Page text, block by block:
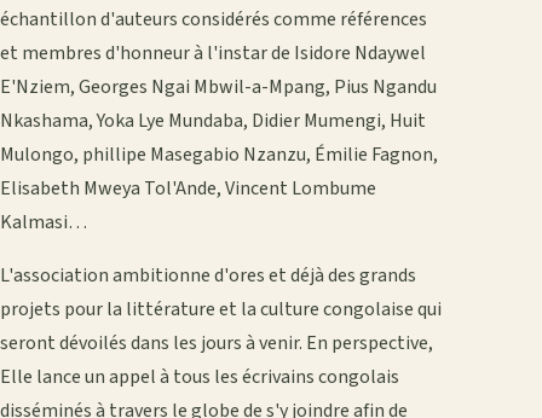
échantillon d'auteurs considérés comme références
et membres d'honneur à l'instar de Isidore Ndaywel
E'Nziem, Georges Ngai Mbwil-a-Mpang, Pius Ngandu
Nkashama, Yoka Lye Mundaba, Didier Mumengi, Huit
Mulongo, phillipe Masegabio Nzanzu, Émilie Fagnon,
Elisabeth Mweya Tol'Ande, Vincent Lombume
Kalmasi…
L'association ambitionne d'ores et déjà des grands
projets pour la littérature et la culture congolaise qui
seront dévoilés dans les jours à venir. En perspective,
Elle lance un appel à tous les écrivains congolais
disséminés à travers le globe de s'y joindre afin de